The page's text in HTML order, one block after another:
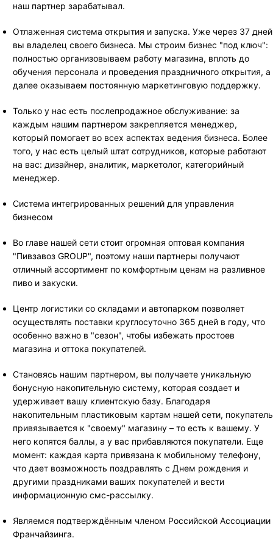
наш партнер зарабатывал.
Отлаженная система открытия и запуска. Уже через 37 дней
вы владелец своего бизнеса. Мы строим бизнес "под ключ":
полностью организовываем работу магазина, вплоть до
обучения персонала и проведения праздничного открытия, а
далее оказываем постоянную маркетинговую поддержку.
Только у нас есть послепродажное обслуживание: за
каждым нашим партнером закрепляется менеджер,
который помогает во всех аспектах ведения бизнеса. Более
того, у нас есть целый штат сотрудников, которые работают
на вас: дизайнер, аналитик, маркетолог, категорийный
менеджер.
Система интегрированных решений для управления
бизнесом
Во главе нашей сети стоит огромная оптовая компания
"Пивзавоз GROUP", поэтому наши партнеры получают
отличный ассортимент по комфортным ценам на разливное
пиво и закуски.
Центр логистики со складами и автопарком позволяет
осуществлять поставки круглосуточно 365 дней в году, что
особенно важно в "сезон", чтобы избежать простоев
магазина и оттока покупателей.
Становясь нашим партнером, вы получаете уникальную
бонусную накопительную систему, которая создает и
удерживает вашу клиентскую базу. Благодаря
накопительным пластиковым картам нашей сети, покупатель
привязывается к "своему" магазину – то есть к вашему. У
него копятся баллы, а у вас прибавляются покупатели. Еще
момент: каждая карта привязана к мобильному телефону,
что дает возможность поздравлять с Днем рождения и
другими праздниками ваших покупателей и вести
информационную смс-рассылку.
Являемся подтверждённым членом Российской Ассоциации
Франчайзинга.